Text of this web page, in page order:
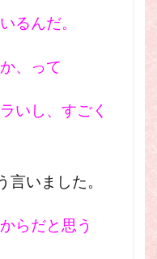
るんだ。
、って
いし、すごく
言いました。
らだと思う